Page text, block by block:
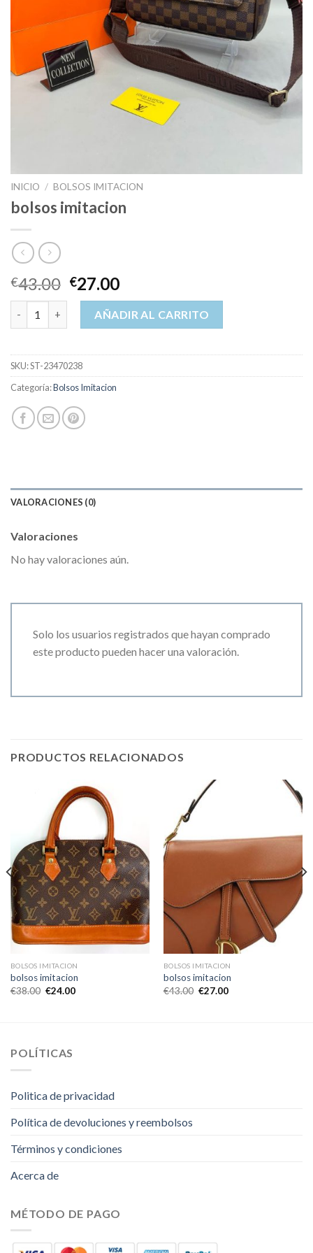
INICIO / BOLSOS IMITACION
bolsos imitacion
€43.00 €27.00
bolsos imitacion cantidadAÑADIR AL CARRITO
SKU:ST-23470238
Categoría:Bolsos Imitacion
VALORACIONES (0)
Valoraciones
No hay valoraciones aún.
Solo los usuarios registrados que hayan comprado
este producto pueden hacer una valoración.
PRODUCTOS RELACIONADOS
BOLSOS IMITACION
bolsos imitacion
€38.00 €24.00
BOLSOS IMITACION
bolsos imitacion
€43.00 €27.00
POLÍTICAS
Politica de privacidad
Política de devoluciones y reembolsos
Términos y condiciones
Acerca de
MÉTODO DE PAGO